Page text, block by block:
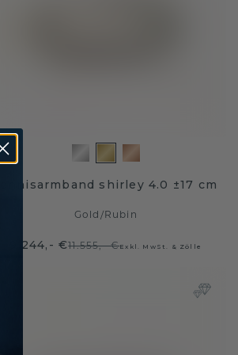
tennisarmband shirley 4.0 ±17 cm
Gold /Rubin
9.244,- €11.555,- €Exkl. MwSt. & Zölle